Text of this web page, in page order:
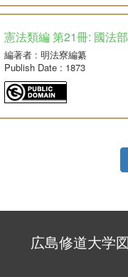
憲法類編 第21冊: 國法
編著者 : 明法寮編纂
Publish Date : 1873
広島修道大学